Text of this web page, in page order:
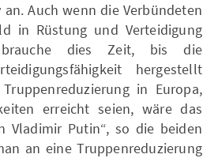
an. Auch wenn die Verbündeten
in Rüstung und Verteidigung
dies Zeit, bis die
hergestellt
in Europa,
erreicht seien, wäre das
Vladimir Putin“, so die beiden
an eine Truppenreduzierung